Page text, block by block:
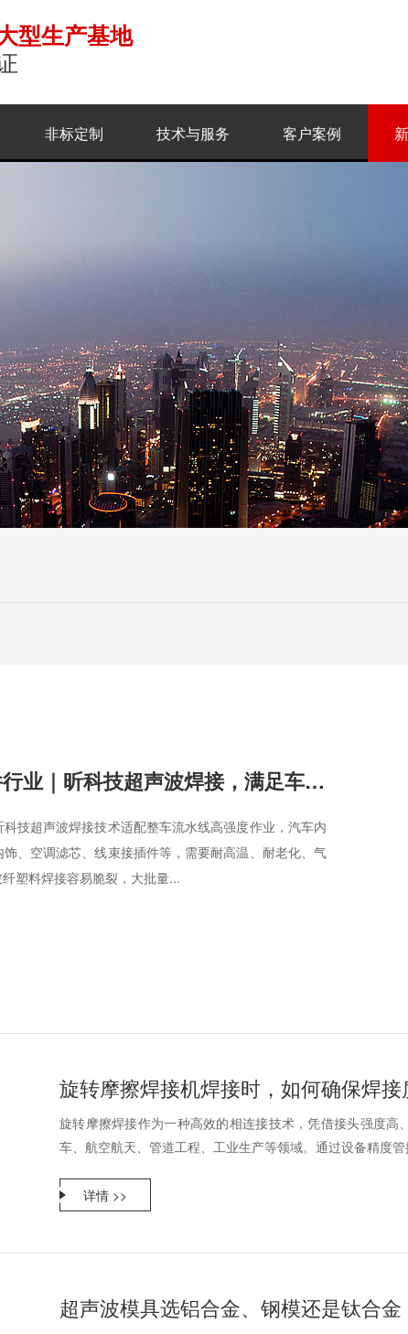
型生产基地
非标定制 技术与服务 客户案例
汽车内外饰零部件行业｜昕科技超声波焊接，满足车企高标准气密焊接需求
技超声波焊接技术适配整车流水线高强度作业，汽车内
、空调滤芯、线束接插件等，需要耐高温、耐老化、气
塑料焊接容易脆裂，大批量...
旋转摩擦焊接机焊接时，如何确保焊接
旋转摩擦焊接作为一种高效的相连接技术，凭借接头强度
车、航空航天、管道工程、工业生产等领域。通过设备精度
详情 >>
超声波模具选铝合金、钢模还是钛合金